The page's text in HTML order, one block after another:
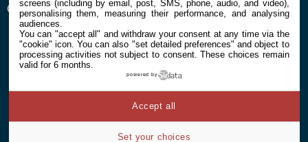
Qui sommes nous
screens (including by email, post, SMS, phone, audio, and video),
personalising them, measuring their performance, and analysing
audiences.
You can "accept all" and withdraw your consent at any time via the
"cookie" icon. You can also "set detailed preferences" and object to
processing activities not subject to consent. These choices remain
valid for 6 months.
powered by
Set your choices
Accept all